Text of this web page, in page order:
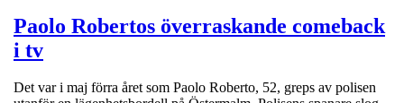
Paolo Robertos överraskande comeback
i tv
Det var i maj förra året som Paolo Roberto, 52, greps av polisen